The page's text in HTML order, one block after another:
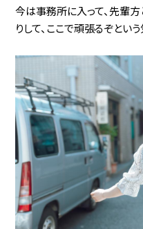
今は事務所に入って、先輩
りして、ここで頑張るぞとい